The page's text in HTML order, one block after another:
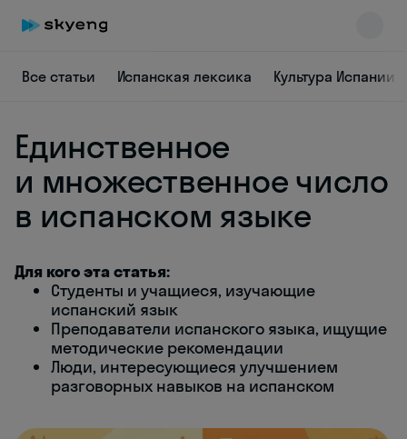
Все статьи Испанская лексика Культура Испании
Единственное
и множественное число
в испанском языке
Для кого эта статья:
Студенты и учащиеся, изучающие
испанский язык
Преподаватели испанского языка, ищущие
методические рекомендации
Люди, интересующиеся улучшением
разговорных навыков на испанском